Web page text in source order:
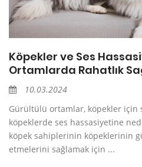
Köpekler ve Ses
Ortamlarda Rahatlık
10.03.2024
Gürültülü ortamlar, köpekler için
köpeklerde ses hassasiyetine
köpek sahiplerinin köpeklerinin
etmelerini sağlamak için ...